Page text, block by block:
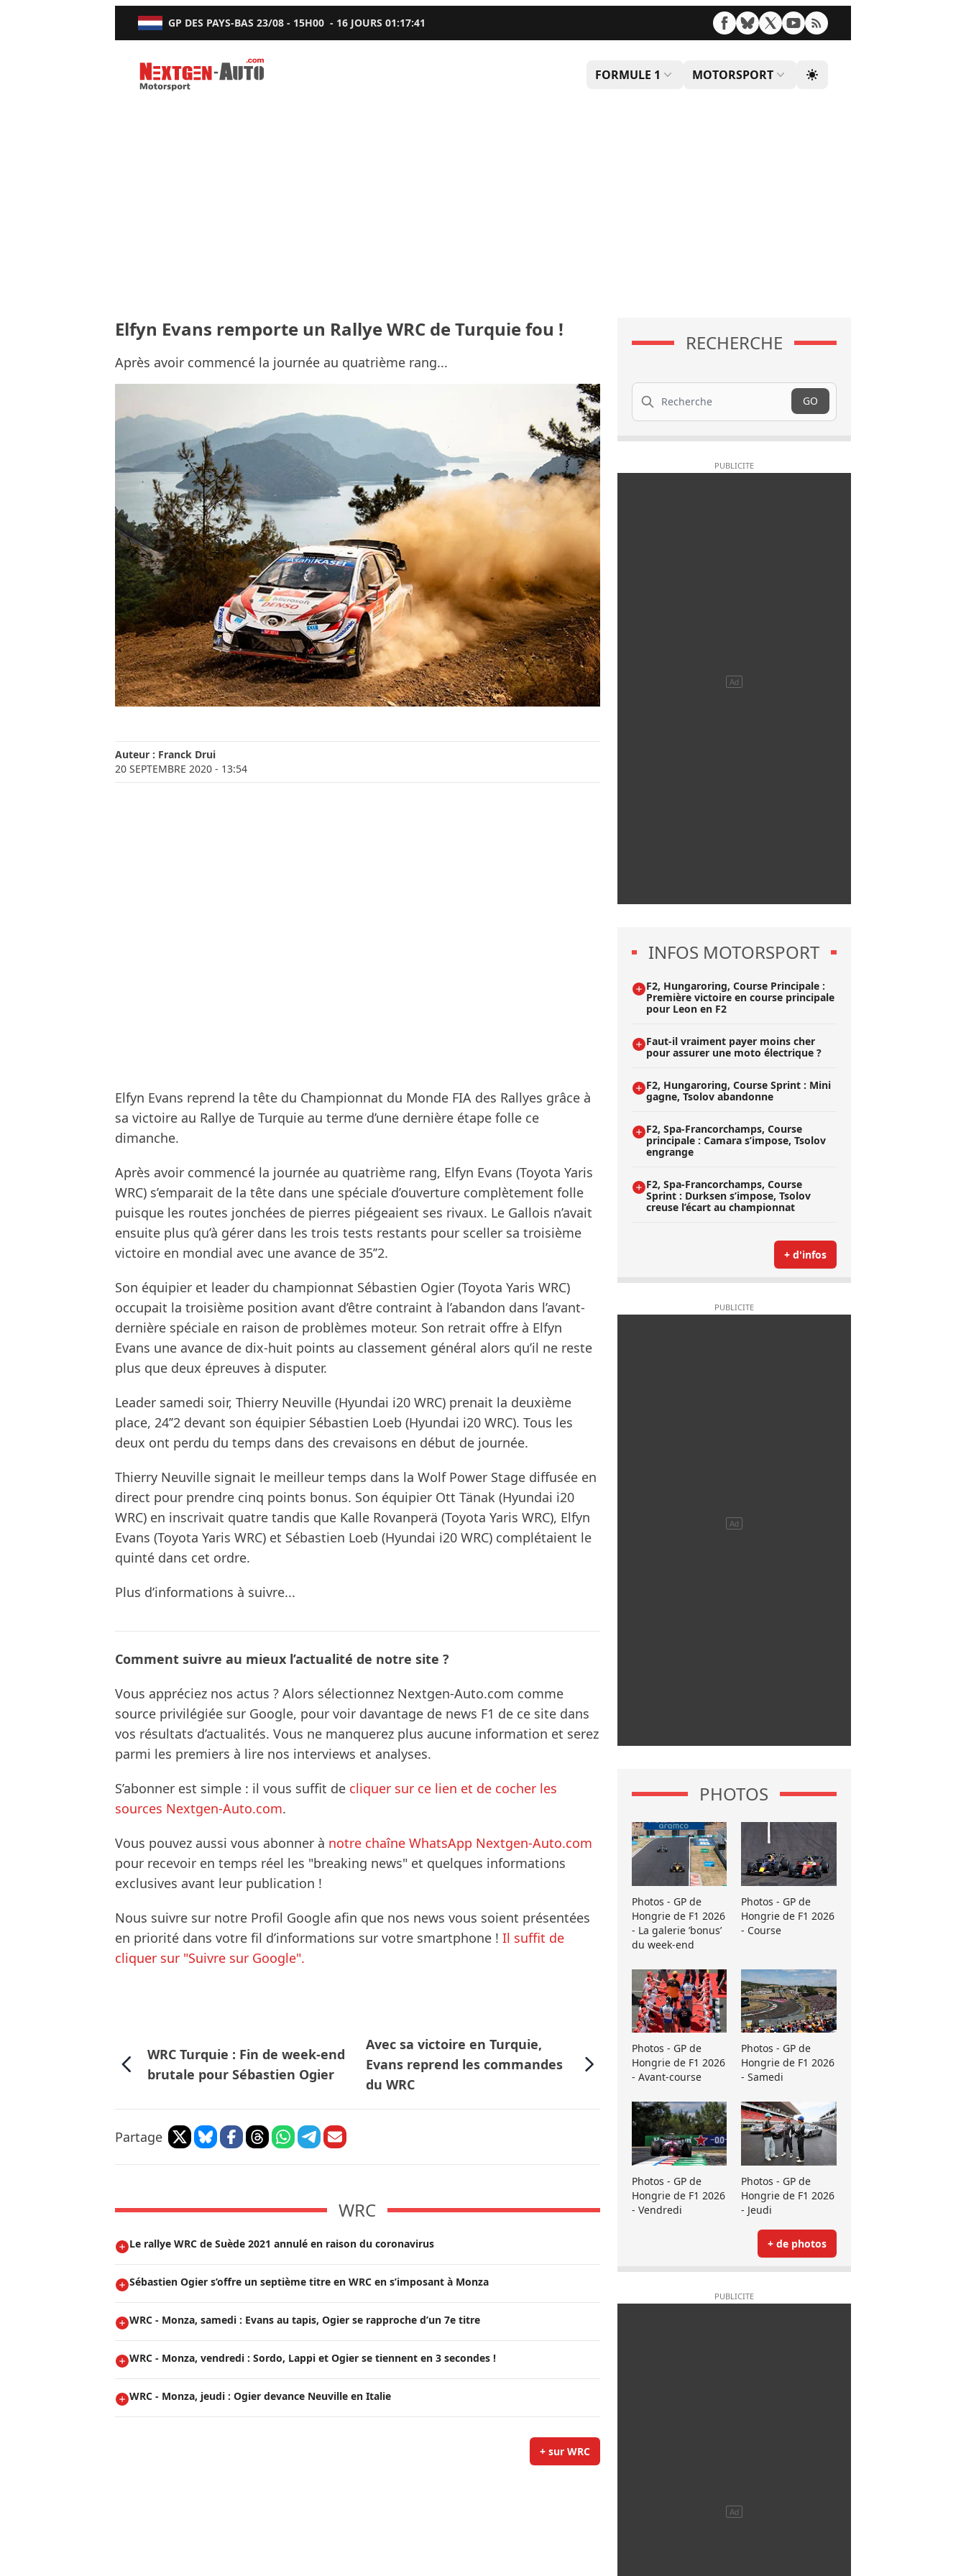
GP DES PAYS-BAS 23/08 - 15H00 - 16 JOURS01:17:40
Nextgen-Auto.com
FORMULE 1 MOTORSPORT
Elfyn Evans remporte un Rallye WRC de Turquie fou !
Après avoir commencé la journée au quatrième rang...
Auteur : Franck Drui
20 SEPTEMBRE 2020 - 13:54
Elfyn Evans reprend la tête du Championnat du Monde FIA des Rallyes grâce à
sa victoire au Rallye de Turquie au terme d’une dernière étape folle ce
dimanche.
Après avoir commencé la journée au quatrième rang, Elfyn Evans (Toyota Yaris
WRC) s’emparait de la tête dans une spéciale d’ouverture complètement folle
puisque les routes jonchées de pierres piégeaient ses rivaux. Le Gallois n’avait
ensuite plus qu’à gérer dans les trois tests restants pour sceller sa troisième
victoire en mondial avec une avance de 35’’2.
Son équipier et leader du championnat Sébastien Ogier (Toyota Yaris WRC)
occupait la troisième position avant d’être contraint à l’abandon dans l’avant-
dernière spéciale en raison de problèmes moteur. Son retrait offre à Elfyn
Evans une avance de dix-huit points au classement général alors qu’il ne reste
plus que deux épreuves à disputer.
Leader samedi soir, Thierry Neuville (Hyundai i20 WRC) prenait la deuxième
place, 24’’2 devant son équipier Sébastien Loeb (Hyundai i20 WRC). Tous les
deux ont perdu du temps dans des crevaisons en début de journée.
Thierry Neuville signait le meilleur temps dans la Wolf Power Stage diffusée en
direct pour prendre cinq points bonus. Son équipier Ott Tänak (Hyundai i20
WRC) en inscrivait quatre tandis que Kalle Rovanperä (Toyota Yaris WRC), Elfyn
Evans (Toyota Yaris WRC) et Sébastien Loeb (Hyundai i20 WRC) complétaient le
quinté dans cet ordre.
Plus d’informations à suivre...
Comment suivre au mieux l’actualité de notre site ?
Vous appréciez nos actus ? Alors sélectionnez Nextgen-Auto.com comme
source privilégiée sur Google, pour voir davantage de news F1 de ce site dans
vos résultats d’actualités. Vous ne manquerez plus aucune information et serez
parmi les premiers à lire nos interviews et analyses.
S’abonner est simple : il vous suffit de cliquer sur ce lien et de cocher les
sources Nextgen-Auto.com.
Vous pouvez aussi vous abonner à notre chaîne WhatsApp Nextgen-Auto.com
pour recevoir en temps réel les "breaking news" et quelques informations
exclusives avant leur publication !
Nous suivre sur notre Profil Google afin que nos news vous soient présentées
en priorité dans votre fil d’informations sur votre smartphone ! Il suffit de
cliquer sur "Suivre sur Google".
WRC Turquie : Fin de week-end
brutale pour Sébastien Ogier
Avec sa victoire en Turquie,
Evans reprend les commandes
du WRC
Partage
WRC
Le rallye WRC de Suède 2021 annulé en raison du coronavirus
Sébastien Ogier s’offre un septième titre en WRC en s’imposant à Monza
WRC - Monza, samedi : Evans au tapis, Ogier se rapproche d’un 7e titre
WRC - Monza, vendredi : Sordo, Lappi et Ogier se tiennent en 3 secondes !
WRC - Monza, jeudi : Ogier devance Neuville en Italie
+ sur WRC
RECHERCHE
Recherche
GO
INFOS MOTORSPORT
F2, Hungaroring, Course Principale :
Première victoire en course principale
pour Leon en F2
Faut-il vraiment payer moins cher
pour assurer une moto électrique ?
F2, Hungaroring, Course Sprint : Mini
gagne, Tsolov abandonne
F2, Spa-Francorchamps, Course
principale : Camara s’impose, Tsolov
engrange
F2, Spa-Francorchamps, Course
Sprint : Durksen s’impose, Tsolov
creuse l’écart au championnat
+ d'infos
PHOTOS
Photos - GP de
Hongrie de F1 2026
- La galerie ’bonus’
du week-end
Photos - GP de
Hongrie de F1 2026
- Course
Photos - GP de
Hongrie de F1 2026
- Avant-course
Photos - GP de
Hongrie de F1 2026
- Samedi
Photos - GP de
Hongrie de F1 2026
- Vendredi
Photos - GP de
Hongrie de F1 2026
- Jeudi
+ de photos